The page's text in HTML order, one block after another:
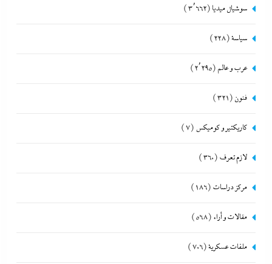
سوشيال ميديا (3٬662)
سياسة(228)
عرب و عالم (2٬295)
فنون (321)
كاريكتير و كوميكس (7)
لازم تعرف (360)
مركز دراسات (186)
مقالات و أراء (568)
ملفات عسكرية(706)